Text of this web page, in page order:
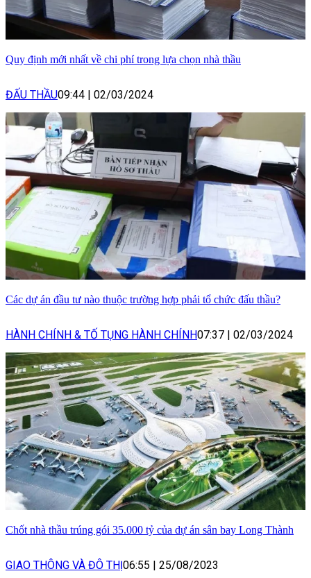
Quy định mới nhất về chi phí trong lựa chọn nhà thầu
ĐẤU THẦU09:44 | 02/03/2024
Các dự án đầu tư nào thuộc trường hợp phải tổ chức đấu thầu?
HÀNH CHÍNH & TỐ TỤNG HÀNH CHÍNH07:37 | 02/03/2024
Chốt nhà thầu trúng gói 35.000 tỷ của dự án sân bay Long Thành
GIAO THÔNG VÀ ĐÔ THỊ06:55 | 25/08/2023